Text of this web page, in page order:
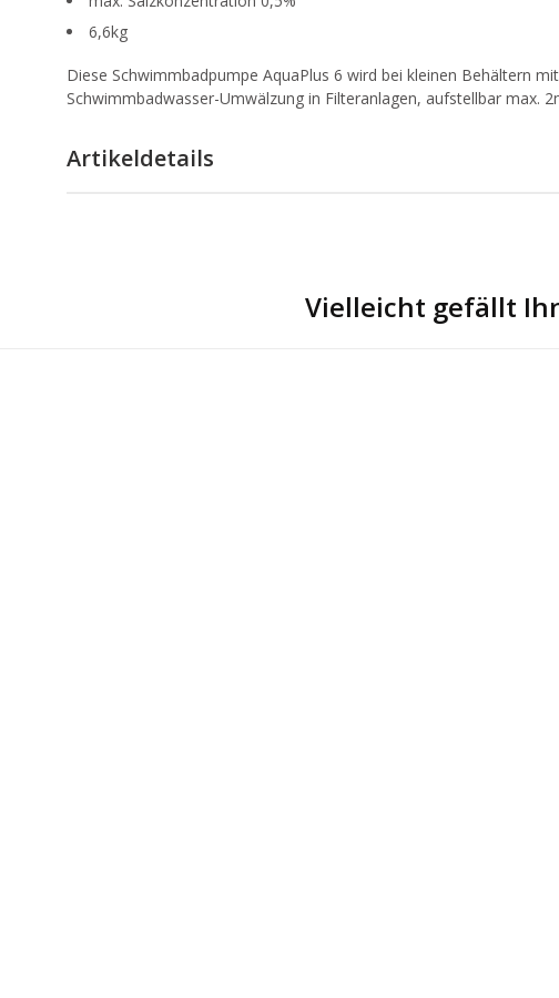
6,6kg
Diese Schwimmbadpumpe AquaPlus 6 wird bei kleinen Behältern
Schwimmbadwasser-Umwälzung in Filteranlagen, aufstellbar max.
Artikeldetails
Vielleicht gefällt